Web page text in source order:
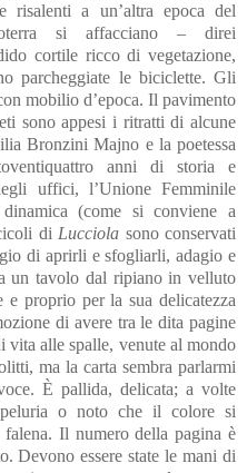
risalenti a un’altra epoca del
si affacciano – direi
cortile ricco di vegetazione,
parcheggiate le biciclette. Gli
mobilio d’epoca. Il pavimento
sono appesi i ritratti di alcune
Bronzini Majno e la poetessa
anni di storia e
uffici, l’Unione Femminile
(come si conviene a
di Lucciola sono conservati
di aprirli e sfogliarli, adagio e
un tavolo dal ripiano in velluto
proprio per la sua delicatezza
di avere tra le dita pagine
vita alle spalle, venute al mondo
ma la carta sembra parlarmi
È pallida, delicata; a volte
o noto che il colore si
Il numero della pagina è
Devono essere state le mani di